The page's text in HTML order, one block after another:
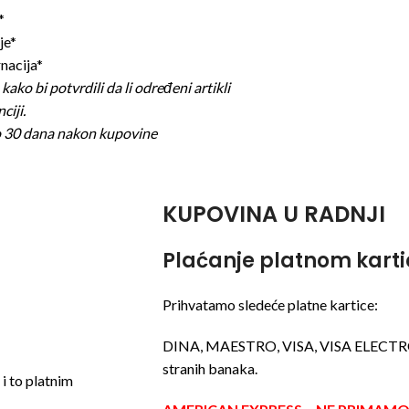
bi potvrdili da li određeni artikli
dana nakon kupovine
to platnim
KUPOVINA U RADNJI
Plaćanje platnom
Prihvatamo sledeće platne kartice:
DINA, MAESTRO, VISA, VISA
stranih banaka.